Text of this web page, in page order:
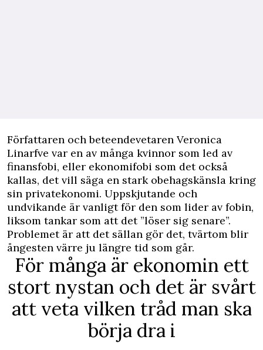
Författaren och beteendevetaren Veronica
Linarfve var en av många kvinnor som led av
finansfobi, eller ekonomifobi som det också
kallas, det vill säga en stark obehagskänsla kring
sin privatekonomi. Uppskjutande och
undvikande är vanligt för den som lider av fobin,
liksom tankar som att det ”löser sig senare”.
Problemet är att det sällan gör det, tvärtom blir
ångesten värre ju längre tid som går.
För många är ekonomin ett
stort nystan och det är svårt
att veta vilken tråd man ska
börja dra i